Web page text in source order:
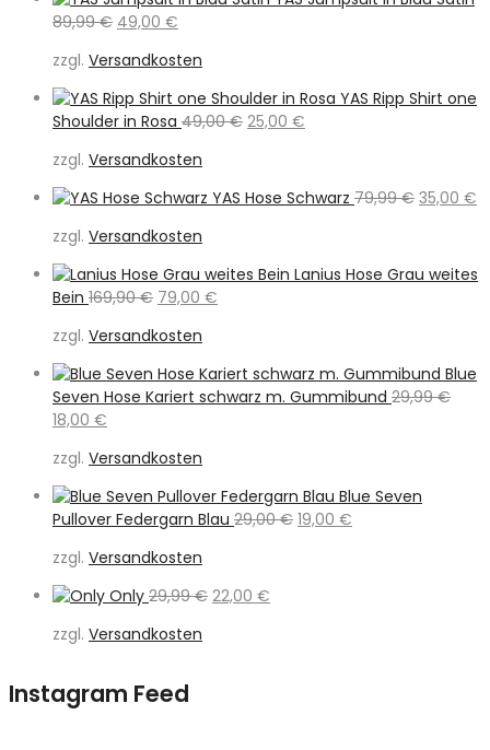
89,99€ Ursprünglicher
war:
89,99 €
49,00 €
ist:
49,00 €.
zzgl. Versandkosten
YAS Ripp Shirt one
Shoulder in Rosa 49,00€ Ursprünglicher
49,00 €
25,00 €
25,00 €.
zzgl. Versandkosten
YAS Hose Schwarz 79,99€
79,99 €
35,00 €
zzgl. Versandkosten
Lanius Hose Grau weites
Bein 169,90€ Ursprünglicher
war:
169,90 €
79,00 €
79,00 €.
zzgl. Versandkosten
Blue
Seven Hose Kariert schwarz m. Gummibund 29,99€
Ursprünglicher
war:
29,99 €
18,00 €
ist:
18,00 €.
zzgl. Versandkosten
Blue Seven
Pullover Federgarn Blau 29,00€ Ursprünglicher
19,00 €
zzgl. Versandkosten
Only 29,99€ Ursprünglicher
22,00 €
zzgl. Versandkosten
Instagram Feed